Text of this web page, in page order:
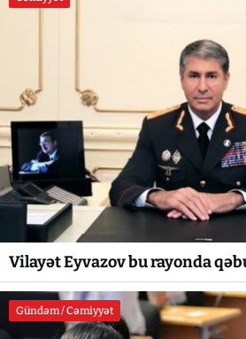
Vilayət Eyvazov bu rayonda
Gündəm / Cəmiyyət